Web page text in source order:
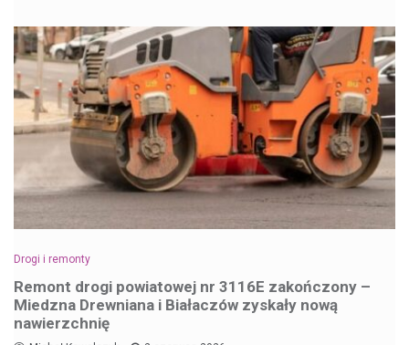
Drogi i remonty
Remont drogi powiatowej nr 3116E zakończony –
Miedzna Drewniana i Białaczów zyskały nową
nawierzchnię